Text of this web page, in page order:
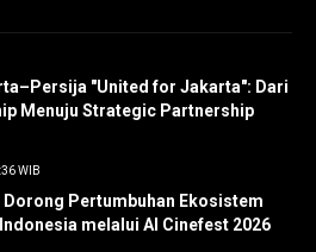
"United for Jakarta": Dari
Menuju Strategic Partnership
WIB
Pertumbuhan Ekosistem
melalui AI Cinefest 2026